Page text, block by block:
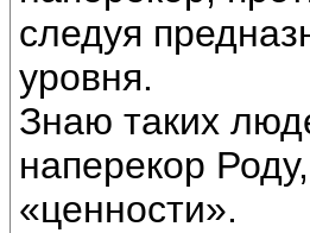
следуя
уровня.
Знаю таких
наперекор
«ценности».